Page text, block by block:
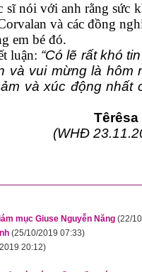
nói với anh rằng sức
và các đồng
em bé đó.
luận: “Có lẽ rất khó
và vui mừng là hôm
và xúc động nhất
Têrêsa
(WHĐ
mục Giuse Nguyễn Năng (22/
(25/10/2019 07:33)
20:12)